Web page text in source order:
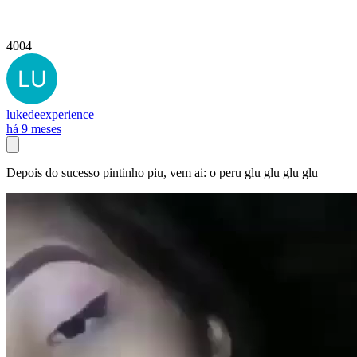
4004
lukedeexperience
há 9 meses
Depois do sucesso pintinho piu, vem ai: o peru glu glu glu glu